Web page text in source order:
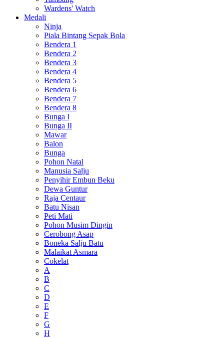
Wardens' Watch
Medali
Ninja
Piala Bintang Sepak Bola
Bendera 1
Bendera 2
Bendera 3
Bendera 4
Bendera 5
Bendera 6
Bendera 7
Bendera 8
Bunga I
Bunga II
Mawar
Balon
Bunga
Pohon Natal
Manusia Salju
Penyihir Embun Beku
Dewa Guntur
Raja Centaur
Batu Nisan
Peti Mati
Pohon Musim Dingin
Cerobong Asap
Boneka Salju Batu
Malaikat Asmara
Cokelat
A
B
C
D
E
F
G
H